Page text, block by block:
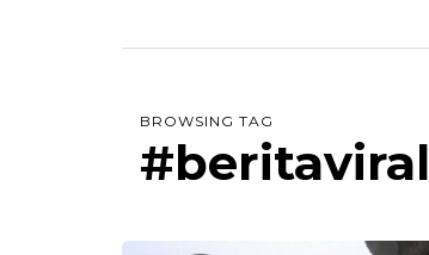
BROWSING TAG
#beritaviral